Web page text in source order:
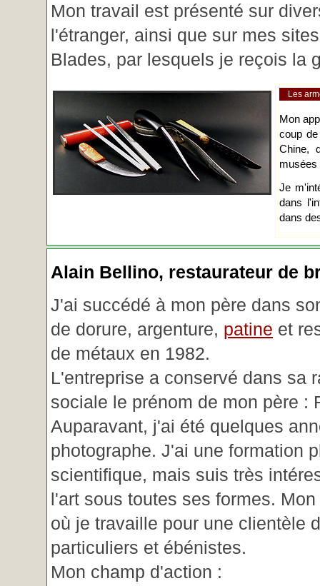
Mon travail est présenté sur
l'étranger, ainsi que sur mes
Blades, par lesquels je reçois la
Les
Mon
coup
Chine,
musées
Je
dans
dans
Alain Bellino, restaurateur de
J'ai succédé à mon père dans
de dorure, argenture, patine et
de métaux en 1982.
L'entreprise a conservé dans sa
sociale le prénom de mon père :
Auparavant, j'ai été quelques
photographe. J'ai une formation
scientifique, mais suis très
l'art sous toutes ses formes.
où je travaille pour une clientèle
particuliers et ébénistes.
Mon champ d'action :